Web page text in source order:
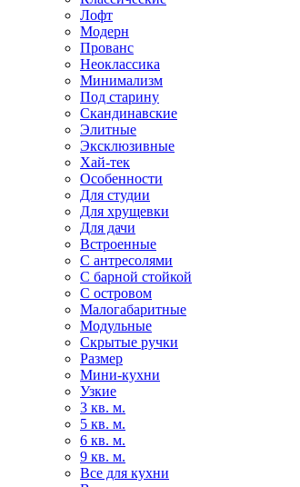
Лофт
Модерн
Прованс
Неоклассика
Минимализм
Под старину
Скандинавские
Элитные
Эксклюзивные
Хай-тек
Особенности
Для студии
Для хрущевки
Для дачи
Встроенные
С антресолями
С барной стойкой
С островом
Малогабаритные
Модульные
Скрытые ручки
Размер
Мини-кухни
Узкие
3 кв. м.
5 кв. м.
6 кв. м.
9 кв. м.
Все для кухни